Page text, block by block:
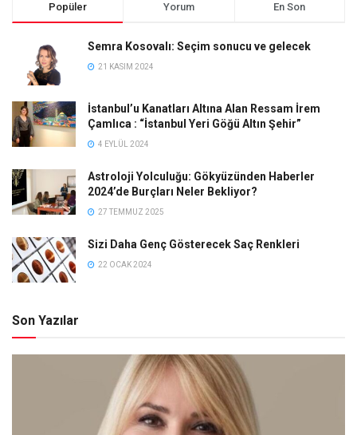
Popüler Yorum En Son
Semra Kosovalı: Seçim sonucu ve gelecek
21 KASIM 2024
İstanbul’u Kanatları Altına Alan Ressam İrem
Çamlıca : “İstanbul Yeri Göğü Altın Şehir”
4 EYLÜL 2024
Astroloji Yolculuğu: Gökyüzünden Haberler
2024’de Burçları Neler Bekliyor?
27 TEMMUZ 2025
Sizi Daha Genç Gösterecek Saç Renkleri
22 OCAK 2024
Son Yazılar